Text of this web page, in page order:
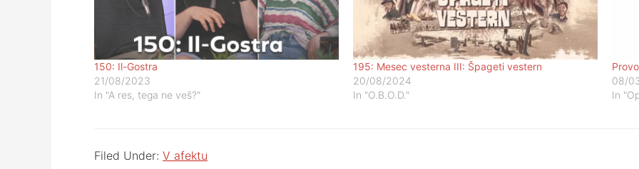
150: Il-Gostra
21/08/2023
In "A res, tega ne veš?"
195: Mesec vesterna III: Špageti vestern
20/08/2024
In "O.B.O.D."
08/
In
Filed Under: V afektu